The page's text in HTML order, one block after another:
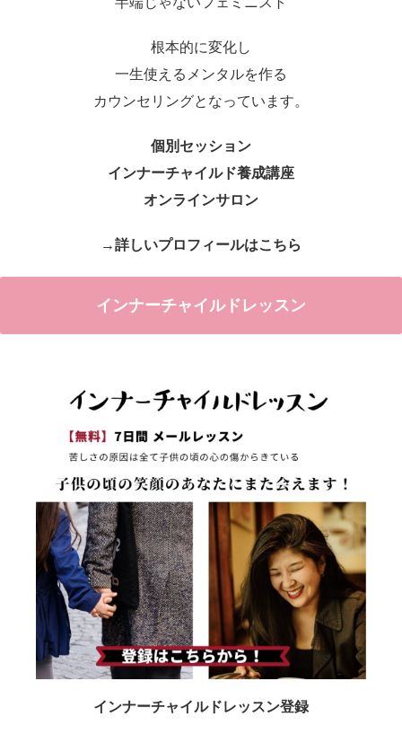
根本的に変化し
一生使えるメンタルを作る
カウンセリングとなっています。
個別セッション
インナーチャイルド養成講座
オンラインサロン
→詳しいプロフィールはこちら
インナーチャイルドレッスン
インナーチャイルドレッスン登録